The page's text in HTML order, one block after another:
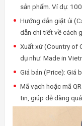
sản phẩm. Ví dụ:
Hướng dẫn giặt ủi
dẫn chi tiết về cách
Xuất xứ (Country of
dụ như: Made in
Giá bán (Price): Giá
Mã vạch hoặc mã
tin, giúp dễ dàng